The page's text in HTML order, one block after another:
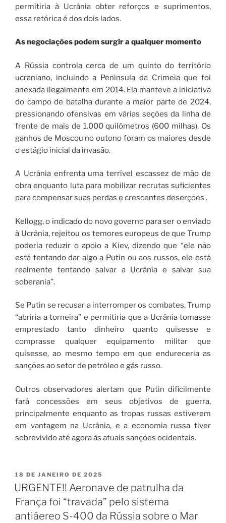
permitiria à Ucrânia obter reforços e suprimentos,
essa retórica é dos dois lados.
As negociações podem surgir a qualquer momento
A Rússia controla cerca de um quinto do território
ucraniano, incluindo a Península da Crimeia que foi
anexada ilegalmente em 2014. Ela manteve a iniciativa
do campo de batalha durante a maior parte de 2024,
pressionando ofensivas em várias seções da linha de
frente de mais de 1.000 quilômetros (600 milhas). Os
ganhos de Moscou no outono foram os maiores desde
o estágio inicial da invasão.
A Ucrânia enfrenta uma terrível escassez de mão de
obra enquanto luta para mobilizar recrutas suficientes
para compensar suas perdas e crescentes deserções .
Kellogg, o indicado do novo governo para ser o enviado
à Ucrânia, rejeitou os temores europeus de que Trump
poderia reduzir o apoio a Kiev, dizendo que “ele não
está tentando dar algo a Putin ou aos russos, ele está
realmente tentando salvar a Ucrânia e salvar sua
soberania”.
Se Putin se recusar a interromper os combates, Trump
“abriria a torneira” e permitiria que a Ucrânia tomasse
emprestado tanto dinheiro quanto quisesse e
comprasse qualquer equipamento militar que
quisesse, ao mesmo tempo em que endureceria as
sanções ao setor de petróleo e gás russo.
Outros observadores alertam que Putin dificilmente
fará concessões em seus objetivos de guerra,
principalmente enquanto as tropas russas estiverem
em vantagem na Ucrânia, e a economia russa tiver
sobrevivido até agora às atuais sanções ocidentais.
18 DE JANEIRO DE 2025
URGENTE!! Aeronave de patrulha da
França foi “travada” pelo sistema
antiáereo S-400 da Rússia sobre o Mar